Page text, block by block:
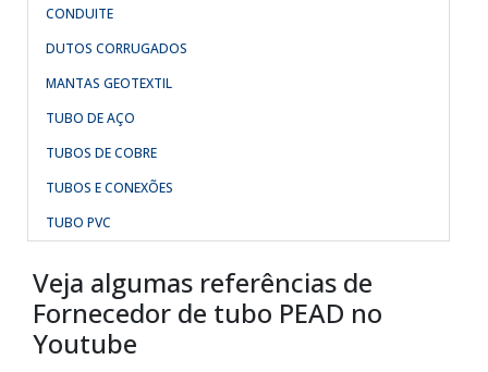
CONDUITE
DUTOS CORRUGADOS
MANTAS GEOTEXTIL
TUBO DE AÇO
TUBOS DE COBRE
TUBOS E CONEXÕES
TUBO PVC
Veja algumas referências de
Fornecedor de tubo PEAD no
Youtube